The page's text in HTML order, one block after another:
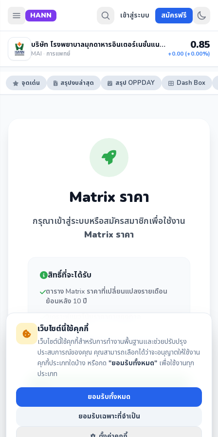
HANN เข้าสู่ระบบ สมัครฟรี
บริษัท โรงพยาบาลมุกดาหารอินเตอร์เนชั่นแนล จำกัด (มหาชน)
MAI · การแพทย์
0.85
+0.00 (+0.00%)
จุดเด่น สรุปงบล่าสุด สรุป OPPDAY Dash Box
Matrix ราคา
กรุณาเข้าสู่ระบบหรือสมัครสมาชิกเพื่อใช้งาน
Matrix ราคา
สิทธิ์ที่จะได้รับ
ตาราง Matrix ราคาที่เปลี่ยนแปลงรายเดือน
ย้อนหลัง 10 ปี
(Seasonality)
สถิติโอกาสการขึ้น/ลงของราคาในแต่ละเดือน
เข้าสู่ระบบ
สมัครสมาชิก
เว็บไซต์นี้ใช้คุกกี้
เว็บไซต์นี้ใช้คุกกี้สำหรับการทำงานพื้นฐานและช่วยปรับปรุง
ประสบการณ์ของคุณ คุณสามารถเลือกได้ว่าจะอนุญาตให้ใช้งาน
คุกกี้ประเภทใดบ้าง หรือกด "ยอมรับทั้งหมด" เพื่อใช้งานทุก
ประเภท
ยอมรับทั้งหมด
ยอมรับเฉพาะที่จำเป็น